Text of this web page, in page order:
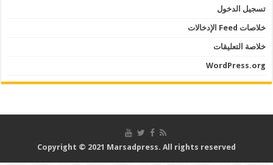
تسجيل الدخول
خلاصات Feed الإدخالات
خلاصة التعليقات
WordPress.org
Copyright © 2021 Marsadpress. All rights reserved